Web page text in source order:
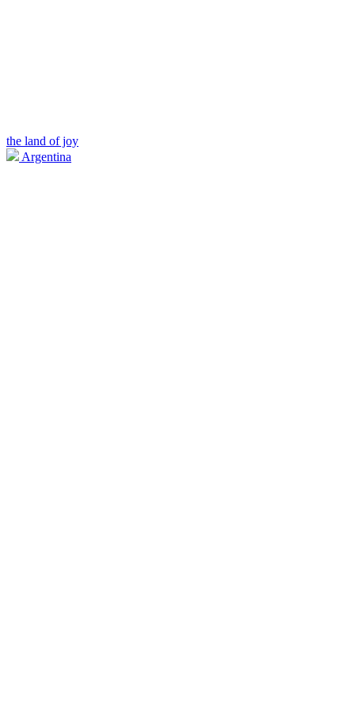
the land of joy
Argentina